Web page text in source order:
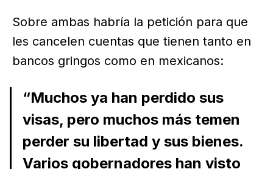
Sobre ambas habría la petición para que
les cancelen cuentas que tienen tanto en
bancos gringos como en mexicanos:
“Muchos ya han perdido sus
visas, pero muchos más temen
perder su libertad y sus bienes.
Varios gobernadores han visto